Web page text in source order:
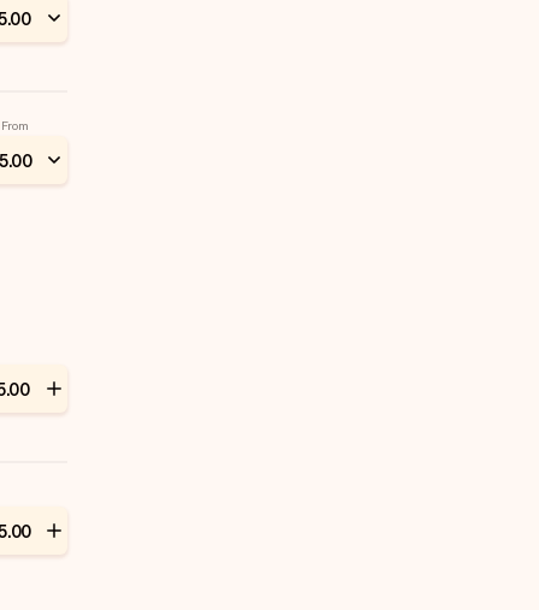
.00
From
.00
.00
.00